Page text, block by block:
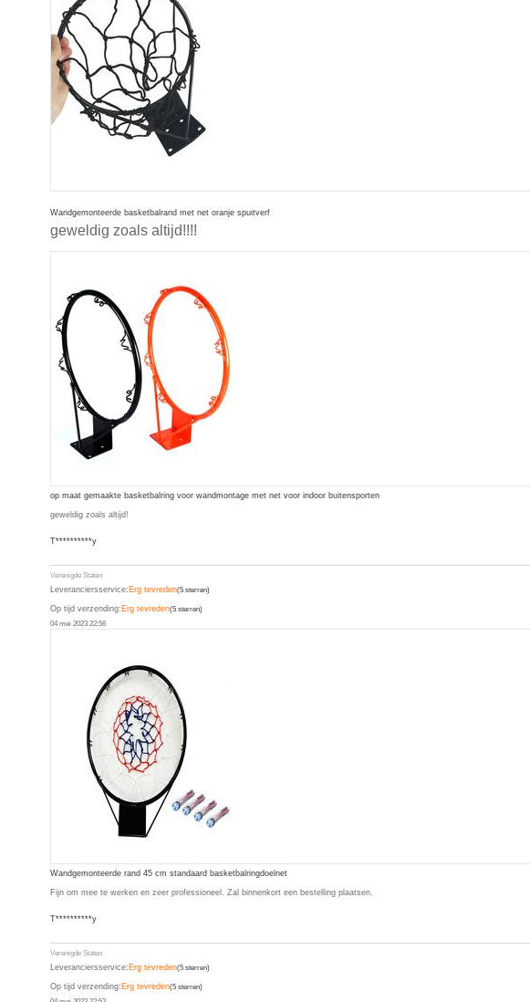
Wandgemonteerde basketbalrand met net oranje spuitverf
geweldig zoals altijd!!!!
op maat gemaakte basketbalring voor wandmontage met net voor indoor buitensporten
geweldig zoals altijd!
T**********y
Verenigde Staten
Leveranciersservice: Erg tevreden(5 sterren)
Op tijd verzending: Erg tevreden(5 sterren)
04 mei 2023 22:56
Wandgemonteerde rand 45 cm standaard basketbalringdoelnet
Fijn om mee te werken en zeer professioneel. Zal binnenkort een bestelling plaatsen.
T**********y
Verenigde Staten
Leveranciersservice: Erg tevreden(5 sterren)
Op tijd verzending: Erg tevreden(5 sterren)